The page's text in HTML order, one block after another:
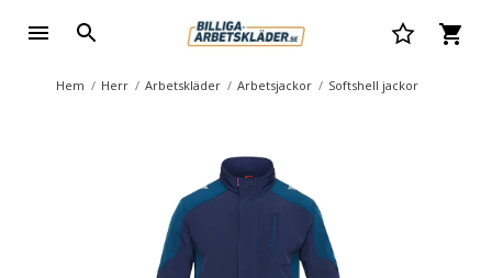
Hem Herr Arbetskläder Arbetsjackor Softshell jackor